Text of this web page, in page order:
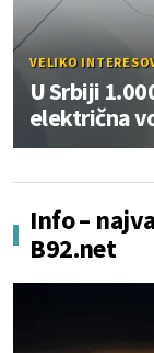
VELIKO
U Srbiji
električna
Info –
B92.net